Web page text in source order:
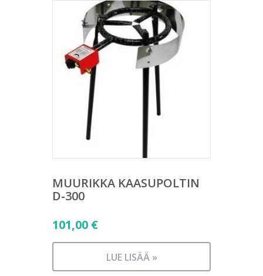
MUURIKKA KAASUPOLTIN
D-300
101,00 €
LUE LISÄÄ »